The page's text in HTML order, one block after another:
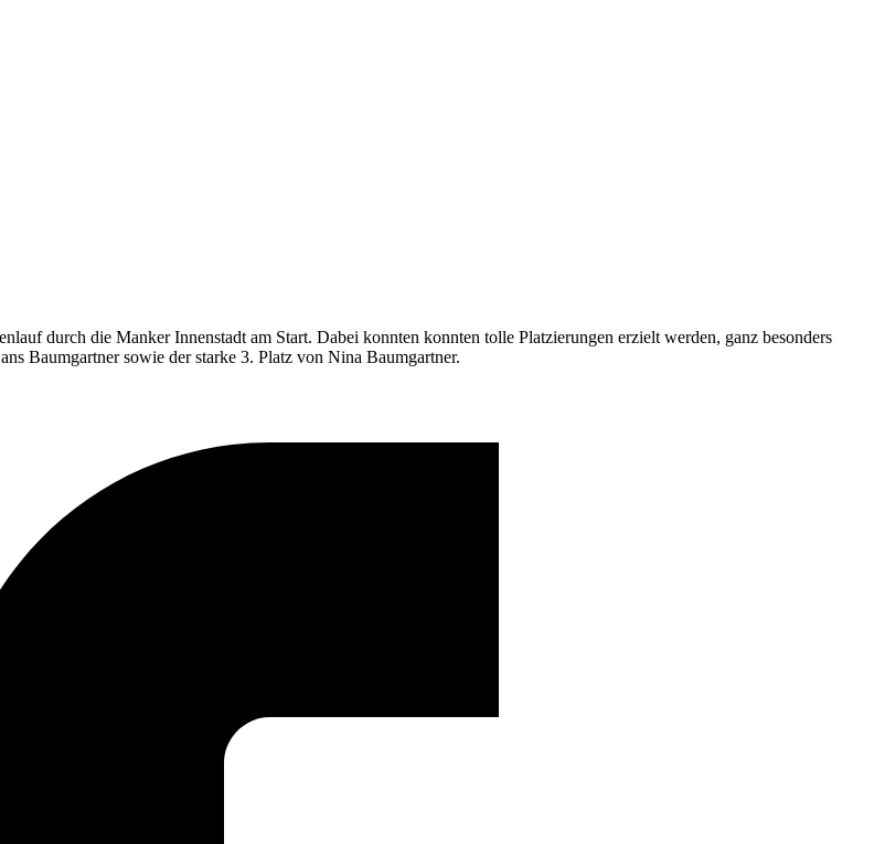
durch die Manker Innenstadt am Start. Dabei konnten konnten tolle Platzierungen erzielt werden, ganz besonders
Baumgartner sowie der starke 3. Platz von Nina Baumgartner.